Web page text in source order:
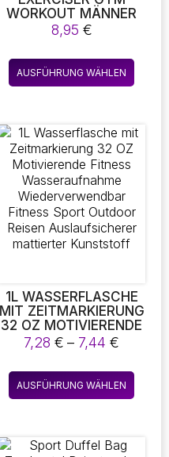
WORKOUT MÄNNER
FRAUEN
OBERSCHENKEL
EXERCISERS SPORT
FITNESS
OBERSCHENKEL
8,95 €
AUSFÜHRUNG WÄHLEN
auf
1L WASSERFLASCHE
MIT ZEITMARKIERUNG
32 OZ MOTIVIERENDE
FITNESS
WASSERAUFNAHME
WIEDERVERWENDBAR
FITNESS SPORT
OUTDOOR REISEN
KUNSTSTOFF
7,28€ – 7,44€
bis
7,44 €
AUSFÜHRUNG WÄHLEN